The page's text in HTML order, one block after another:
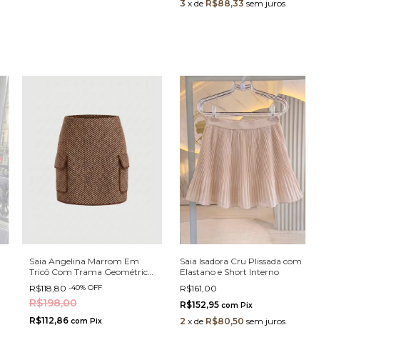
3 x de R$88,33 sem juros
Saia Angelina Marrom Em
Tricô Com Trama Geométrica
E Bolso Cargo
R$118,80 -40% OFF
R$198,00
R$112,86 com Pix
Saia Isadora Cru Plissada com
Elastano e Short Interno
R$161,00
R$152,95 com Pix
2 x de R$80,50 sem juros